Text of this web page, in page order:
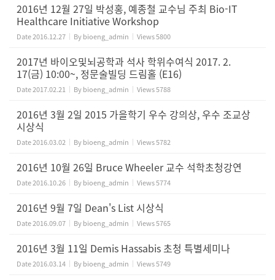
2016년 12월 27일 박성홍, 예종철 교수님 주최 Bio-IT
Healthcare Initiative Workshop
Date2016.12.27 Bybioeng_admin Views5800
2017년 바이오및뇌공학과 석사 학위수여식 2017. 2.
17(금) 10:00~, 정문술빌딩 드림홀 (E16)
Date2017.02.21 Bybioeng_admin Views5788
2016년 3월 2일 2015 가을학기 우수 강의상, 우수 조교상
시상식
Date2016.03.02 Bybioeng_admin Views5782
2016년 10월 26일 Bruce Wheeler 교수 석학초청강연
Date2016.10.26 Bybioeng_admin Views5774
2016년 9월 7일 Dean's List 시상식
Date2016.09.07 Bybioeng_admin Views5765
2016년 3월 11일 Demis Hassabis 초청 특별세미나
Date2016.03.14 Bybioeng_admin Views5749